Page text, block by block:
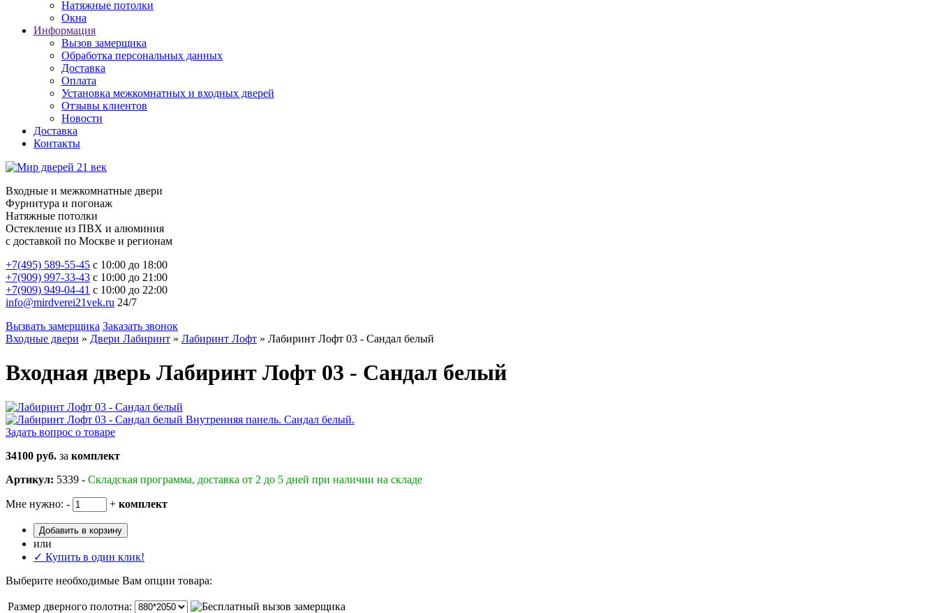
Натяжные потолки
Окна
Информация
Вызов замерщика
Обработка персональных данных
Доставка
Оплата
Установка межкомнатных и входных дверей
Отзывы клиентов
Новости
Доставка
Контакты
Входные и межкомнатные двери
Фурнитура и погонаж
Натяжные потолки
Остекление из ПВХ и алюминия
с доставкой по Москве и регионам
+7(495) 589-55-45 с 10:00 до 18:00
+7(909) 997-33-43 с 10:00 до 21:00
+7(909) 949-04-41 с 10:00 до 22:00
info@mirdverei21vek.ru 24/7
Вызвать замерщика Заказать звонок
Входные двери » Двери Лабиринт » Лабиринт Лофт » Лабиринт Лофт 03 - Сандал белый
Входная дверь Лабиринт Лофт 03 - Сандал белый
Задать вопрос о товаре
34100 руб. за комплект
Артикул: 5339 - Складская программа, доставка от 2 до 5 дней при наличии на складе
Мне нужно: - + комплект
Добавить в корзину
или
✓ Купить в один клик!
Выберите необходимые Вам опции товара:
Размер дверного полотна: